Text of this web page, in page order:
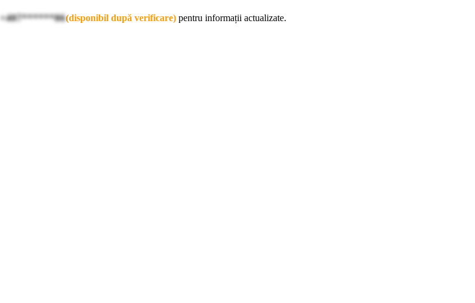
+407******86(disponibil după verificare) pentru informații actualizate.